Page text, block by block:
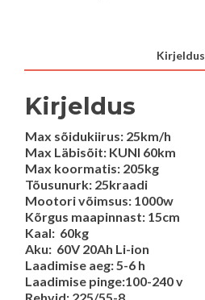
Kirjeldus
Kirjeldus
Max sõidukiirus: 25km/h
Max Läbisõit: KUNI 60km
Max koormatis: 205kg
Tõusunurk: 25kraadi
Mootori võimsus: 1000w
Kõrgus maapinnast: 15cm
Kaal: 60kg
Aku: 60V 20Ah Li-ion
Laadimise aeg: 5-6 h
Laadimise pinge:100-240 v